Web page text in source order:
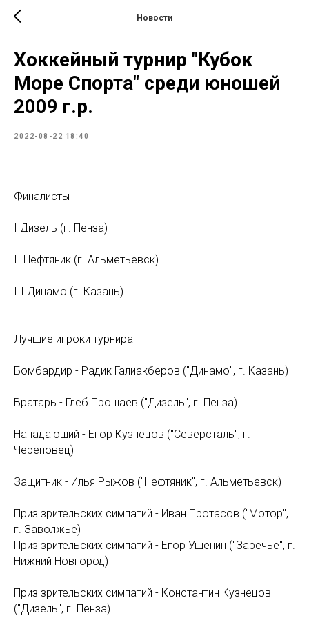
Новости
Хоккейный турнир "Кубок
Море Спорта" среди юношей
2009 г.р.
2022-08-22 18:40
Финалисты
I Дизель (г. Пенза)
II Нефтяник (г. Альметьевск)
III Динамо (г. Казань)
Лучшие игроки турнира
Бомбардир - Радик Галиакберов ("Динамо", г. Казань)
Вратарь - Глеб Прощаев ("Дизель", г. Пенза)
Нападающий - Егор Кузнецов ("Северсталь", г.
Череповец)
Защитник - Илья Рыжов ("Нефтяник", г. Альметьевск)
Приз зрительских симпатий - Иван Протасов ("Мотор",
г. Заволжье)
Приз зрительских симпатий - Егор Ушенин ("Заречье", г.
Нижний Новгород)
Приз зрительских симпатий - Константин Кузнецов
("Дизель", г. Пенза)